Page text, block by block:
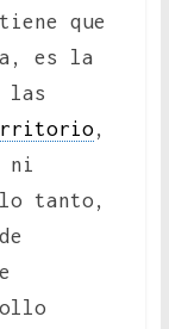
que
es la
las
,
ni
tanto,